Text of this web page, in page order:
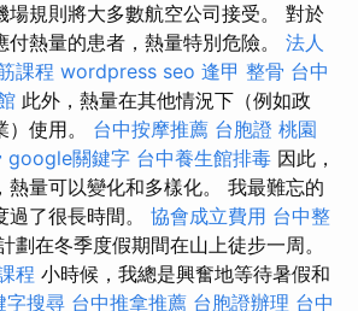
場規則將大多數航空公司接受。 對於
熱量的患者，熱量特別危險。 法人
課程 wordpress seo 逢甲 整骨 台中
此外，熱量在其他情況下（例如政
使用。 台中按摩推薦 台胞證 桃園
google關鍵字 台中養生館排毒 因此，
熱量可以變化和多樣化。 我最難忘的
了很長時間。 協會成立費用 台中整
劃在冬季度假期間在山上徒步一周。
程 小時候，我總是興奮地等待暑假和
字搜尋 台中推拿推薦 台胞證辦理 台中